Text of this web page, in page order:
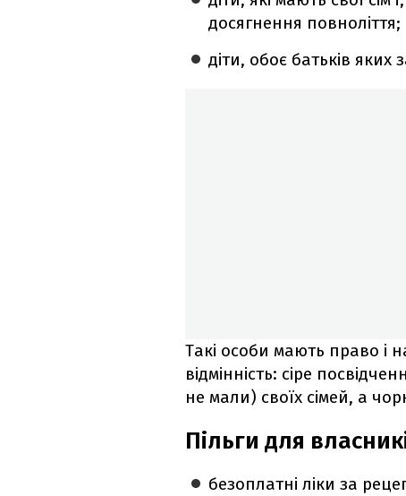
досягнення повноліття;
діти, обоє батьків
Такі особи мають право і
відмінність: сіре
не мали) своїх сімей, а
Пільги для
безоплатні ліки за